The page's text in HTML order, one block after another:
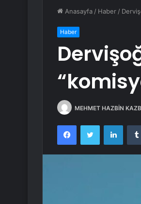
Anasayfa / Haber /
Haber
MEHMET HAZBİN
FacebookTwitter